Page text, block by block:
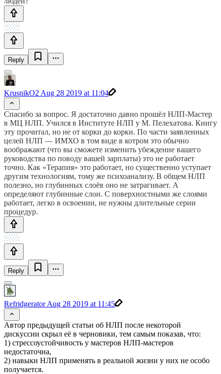
Reply
KrusnikO2 Aug 28 2019 at 11:04
Спасибо за вопрос. Я достаточно давно прошёл НЛП-Мастер
в МЦ НЛП. Учился в Институте НЛП у М. Пелехатова. Книгу
эту прочитал, но не от корки до корки. По части заявленных
целей НЛП — ИМХО в том виде в котром это обычно
воображают (что вы сможете изменить убеждение вашего
руководства по поводу вашей зарплаты) это не работает
точно. Как «Терапия» это работает, но существенно уступает
другим технологиям, тому же психоанализу. В общем НЛП
полезно, но глубинных слоёв оно не затрагивает. А
определяют глубинные слои. С поверхностными же слоями
работает, легко в освоении, не нужны длительные серии
процедур.
Reply
RefridgeratorAug 28 2019 at 11:45
Автор предыдущей статьи об НЛП после некоторой
дискуссии скрыл её в черновики, тем самым показав, что:
1) стрессоустойчивость у мастеров НЛП-мастеров
недостаточна,
2) навыки НЛП применять в реальной жизни у них не особо
получается.